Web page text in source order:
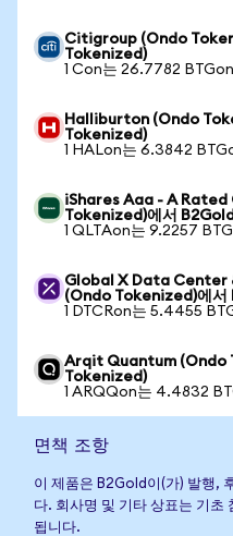
Citigroup (Ondo
Tokenized)
1 Con는 26.7782
Halliburton (Ondo
Tokenized)
1 HALon는 6.3842
iShares Aaa - A
Tokenized)에서
1 QLTAon는 9.2257
Global X Data
(Ondo Tokenized)에
1 DTCRon는 5.4455
Arqit Quantum (Ondo
Tokenized)
1 ARQQon는 4.4832
면책 조항
이 제품은 B2Gold이(가) 발행,
다. 회사명 및 기타 상표는 기초
됩니다.